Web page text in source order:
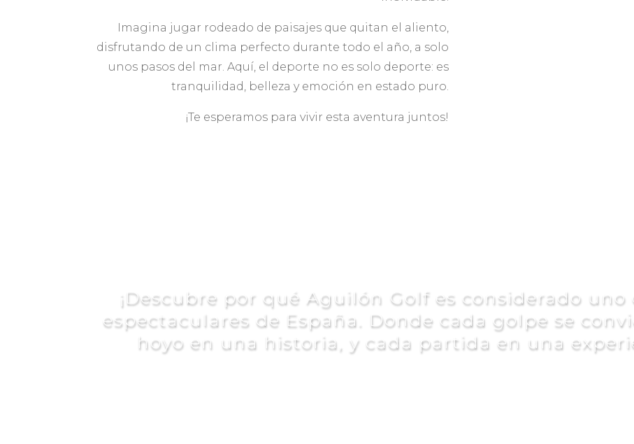
Imagina jugar rodeado de paisajes que quitan el aliento,
disfrutando de un clima perfecto durante todo el año, a solo
unos pasos del mar. Aquí, el deporte no es solo deporte: es
tranquilidad, belleza y emoción en estado puro.
¡Te esperamos para vivir esta aventura juntos!
¡Descubre por qué Aguilón Golf es considerado
espectaculares de España. Donde cada golpe se
hoyo en una historia, y cada partida en una